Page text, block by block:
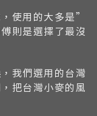
使用的大多是”
則是選擇了最沒
我們選用的台灣
把台灣小麥的風